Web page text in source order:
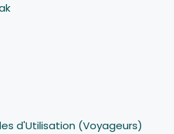
d'Utilisation (Voyageurs)